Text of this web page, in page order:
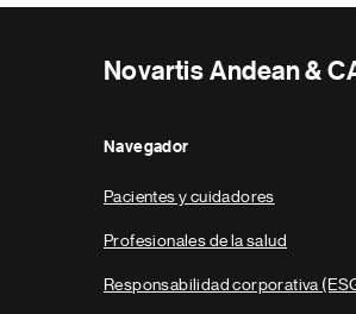
Novartis Andean &
Navegador
Pacientes y cuidadores
Profesionales de la salud
Responsabilidad corporativa